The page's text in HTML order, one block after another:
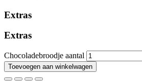
Extras
Extras
Chocoladebroodje aantal
Toevoegen aan winkelwagen